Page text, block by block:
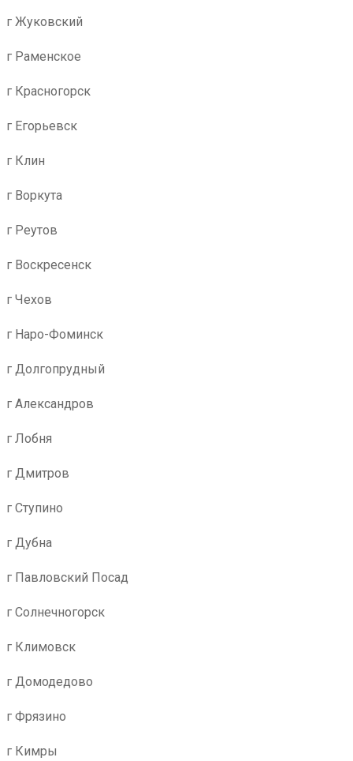
г Жуковский
г Раменское
г Красногорск
г Егорьевск
г Клин
г Воркута
г Реутов
г Воскресенск
г Чехов
г Наро-Фоминск
г Долгопрудный
г Александров
г Лобня
г Дмитров
г Ступино
г Дубна
г Павловский Посад
г Солнечногорск
г Климовск
г Домодедово
г Фрязино
г Кимры